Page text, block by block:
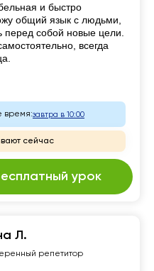
и быстро
общий язык с людьми,
перед собой новые цели.
всегда
время:завтра в 10:00
сейчас
урок
Л.
репетитор